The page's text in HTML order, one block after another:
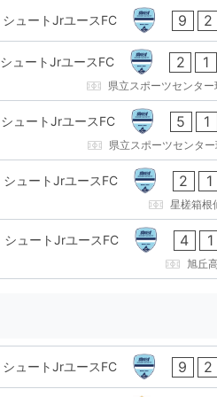
シュートJrユースFC 9 2
シュートJrユースFC 2 1
県立スポーツセンター
シュートJrユースFC 5 1
県立スポーツセンター
シュートJrユースFC 2 1
星槎箱根
シュートJrユースFC 4 1
旭丘
シュートJrユースFC 9 2